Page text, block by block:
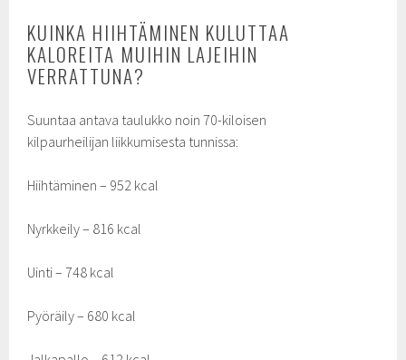
KUINKA HIIHTÄMINEN KULUTTAA
KALOREITA MUIHIN LAJEIHIN
VERRATTUNA?
Suuntaa antava taulukko noin 70-kiloisen
kilpaurheilijan liikkumisesta tunnissa:
Hiihtäminen – 952 kcal
Nyrkkeily – 816 kcal
Uinti – 748 kcal
Pyöräily – 680 kcal